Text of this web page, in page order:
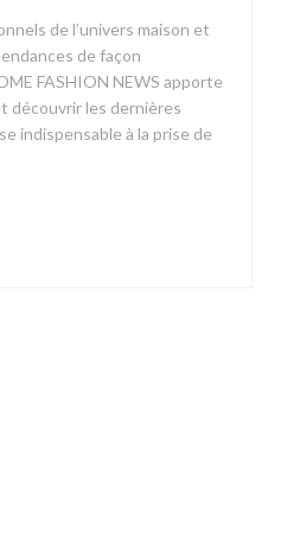
de l’univers maison et
de façon
FASHION NEWS apporte
découvrir les dernières
indispensable à la prise de